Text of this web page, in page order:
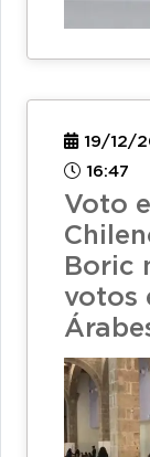
19/12/
16:47
Voto
Boric
votos